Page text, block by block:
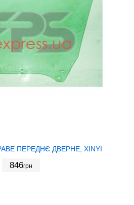
ПЕРЕДНЄ ДВЕРНЕ, XINYI
846грн